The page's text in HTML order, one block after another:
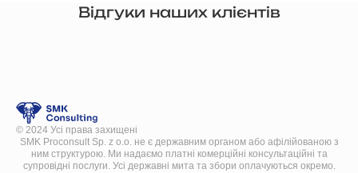
Відгуки наших клієнтів
© 2024 Усі права захищені
SMK Proconsult Sp. z o.o. не є державним органом або афілійованою з
ним структурою. Ми надаємо платні комерційні консультаційні та
супровідні послуги. Усі державні мита та збори оплачуються окремо.